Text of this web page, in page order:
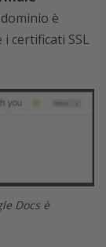
è
certificati SSL